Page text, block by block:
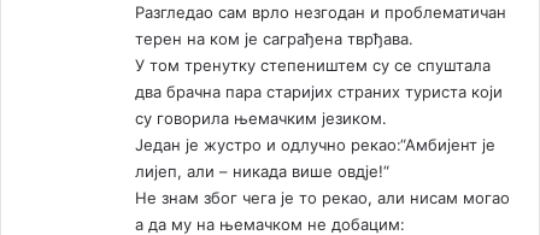
Разгледао сам врло незгодан и проблематичан
терен на ком је саграђена тврђава.
У том тренутку степеништем су се спуштала
два брачна пара старијих страних туриста који
су говорила њемачким језиком.
Један је жустро и одлучно рекао:“Амбијент је
лијеп, али – никада више овдје!“
Не знам због чега је то рекао, али нисам могао
а да му на њемачком не добацим: